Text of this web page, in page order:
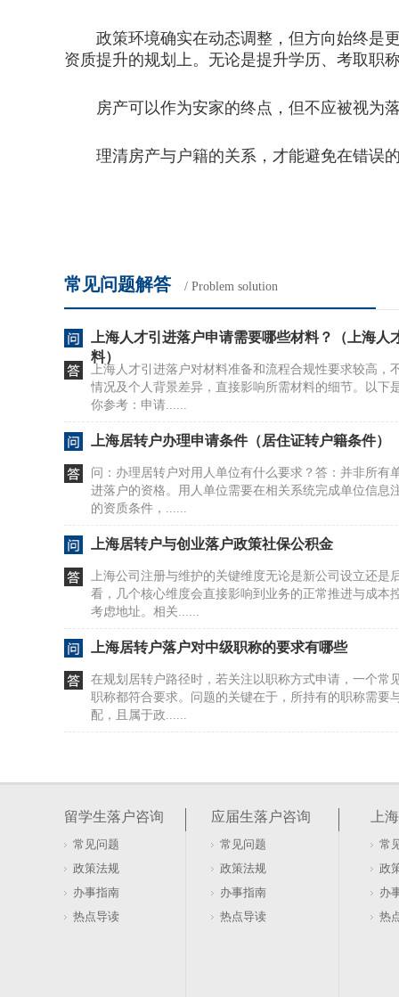
政策环境确实在动态调整，但方向始终是更
资质提升的规划上。无论是提升学历、考取职
房产可以作为安家的终点，但不应被视为落
理清房产与户籍的关系，才能避免在错误
常见问题解答 / Problem solution
上海人才引进落户申请需要哪些材料？（上海人
料）
上海人才引进落户对材料准备和流程合规性要求较高，
情况及个人背景差异，直接影响所需材料的细节。以下
你参考：申请......
上海居转户办理申请条件（居住证转户籍条件）
问：办理居转户对用人单位有什么要求？答：并非所有
进落户的资格。用人单位需要在相关系统完成单位信息
的资质条件，......
上海居转户与创业落户政策社保公积金
上海公司注册与维护的关键维度无论是新公司设立还是
看，几个核心维度会直接影响到业务的正常推进与成本
考虑地址。相关......
上海居转户落户对中级职称的要求有哪些
在规划居转户路径时，若关注以职称方式申请，一个常
职称都符合要求。问题的关键在于，所持有的职称需要
配，且属于政......
如果你是2026年应届毕业的学生，想通过就业落户上海
业，企业......
上海人才引进落户机构信息（人才引进落户服务
要判断自己是否具备上海引进类落户的初步条件，需要
几个核心方向......
留学生落户咨询
常见问题
政策法规
办事指南
热点导读
应届生落户咨询
常见问题
政策法规
办事指南
热点导读
上
常
政
办
热